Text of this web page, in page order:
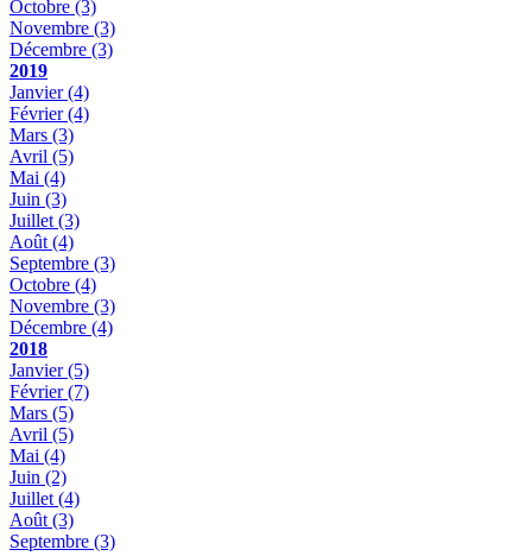
Octobre (3)
Novembre (3)
Décembre (3)
2019
Janvier(4)
Février(4)
Mars (3)
Avril (5)
Mai (4)
Juin (3)
Juillet (3)
Août (4)
Septembre (3)
Octobre (4)
Novembre (3)
Décembre (4)
2018
Janvier(5)
Février(7)
Mars (5)
Avril (5)
Mai (4)
Juin (2)
Juillet (4)
Août (3)
Septembre (3)